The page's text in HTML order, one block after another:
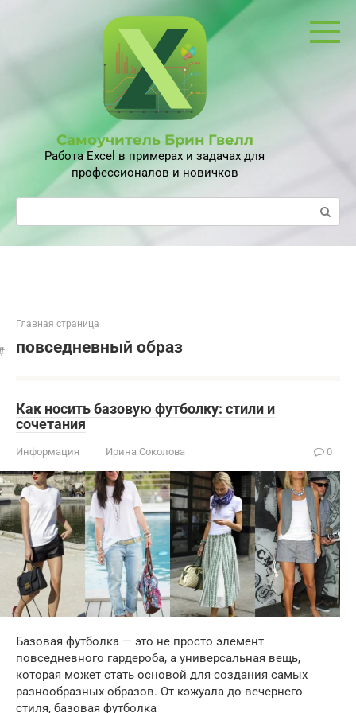
Самоучитель Брин Гвелл
Работа Excel в примерах и задачах для
профессионалов и новичков
Поиск:
Главная страница
повседневный образ
Как носить базовую футболку: стили и
сочетания
Информация Ирина Соколова 0
Базовая футболка — это не просто элемент
повседневного гардероба, а универсальная вещь,
которая может стать основой для создания самых
разнообразных образов. От кэжуала до вечернего
стиля, базовая футболка